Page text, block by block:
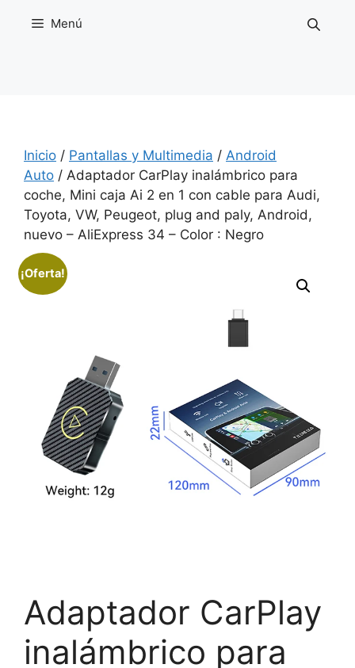
Menú
Inicio / Pantallas y Multimedia / Android
Auto / Adaptador CarPlay inalámbrico para
coche, Mini caja Ai 2 en 1 con cable para Audi,
Toyota, VW, Peugeot, plug and paly, Android,
nuevo – AliExpress 34 – Color : Negro
¡Oferta!
Adaptador CarPlay
inalámbrico para